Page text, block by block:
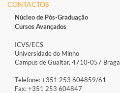
CONTACTOS
Núcleo de Pós-Graduação
Cursos Avançados
ICVS/ECS
Universidade do Minho
Campus de Gualtar, 4710-057 Braga
Telefone: +351 253 604859/61
Fax: +351 253 604847